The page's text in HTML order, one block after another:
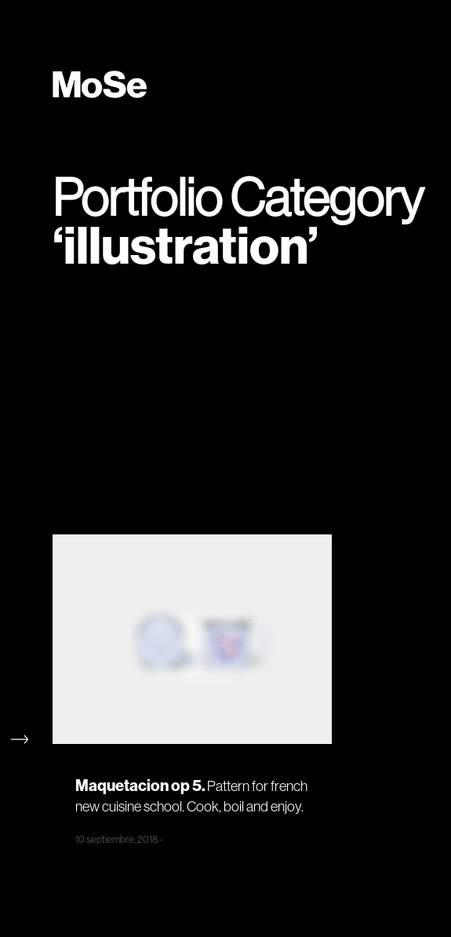
Portfolio Category
illustration
Maquetacion op 5 Pattern for french
new cuisine school. Cook, boil and enjoy.
10 septiembre, 2018